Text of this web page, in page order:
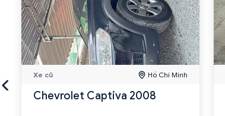
Xe cũ Hồ Chí Minh
Chevrolet Captiva 2008